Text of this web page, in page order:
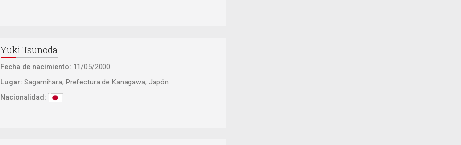
Yuki Tsunoda
Fecha de nacimiento: 11/05/2000
Lugar: Sagamihara, Prefectura de Kanagawa, Japón
Nacionalidad: